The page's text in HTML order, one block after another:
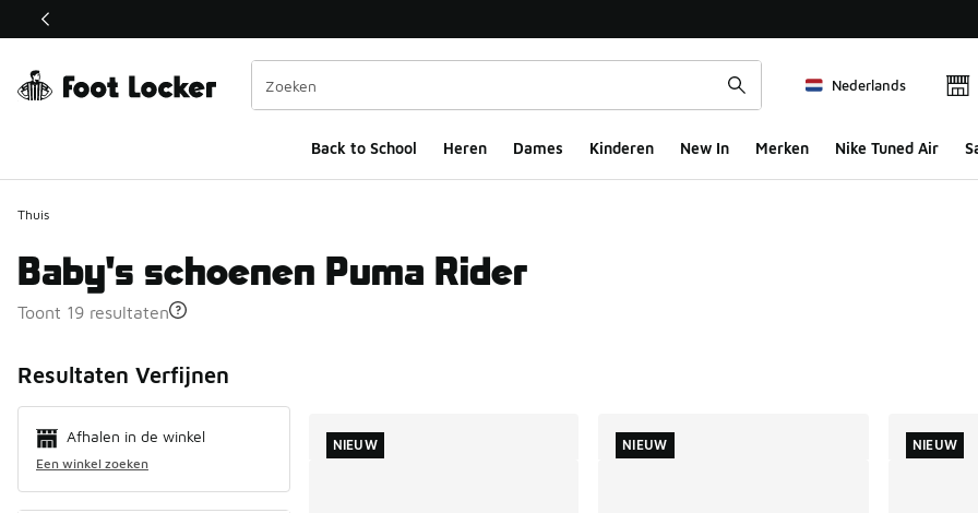
Deze link wordt geopend in een nieuw venster
Nederlands
Back to School Heren Dames Kinderen New In Merken Nike Tuned Air
Thuis
Baby's schoenen Puma Rider
Toont 19 resultaten
Resultaten Verfijnen
Afhalen in de winkel
Een winkel zoeken
NIEUW NIEUW NIEUW